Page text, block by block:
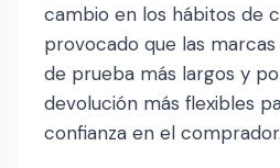
cambio en los hábitos de
provocado que las
de prueba más largos y
devolución más flexibles
confianza en el comprador.